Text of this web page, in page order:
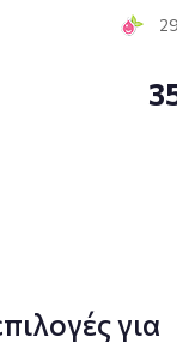
29
για